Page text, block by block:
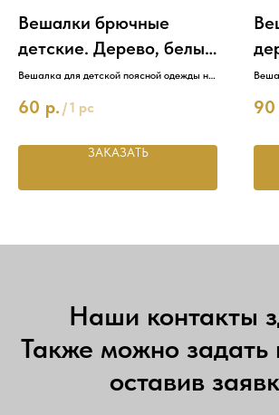
Вешалки брючные
детские. Дерево, белый
+ золото
Вешалка для детской поясной одежды на
60 р. /1 pc
ЗАКАЗАТЬ
90
Наши контакты
Также можно задать
оставив